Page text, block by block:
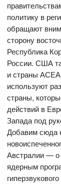
политику в
обращают
сторону
Республика
России. США
и страны
используют
страны,
действий в
Запада под
Добавим сюда
Австралии — о
ядерным